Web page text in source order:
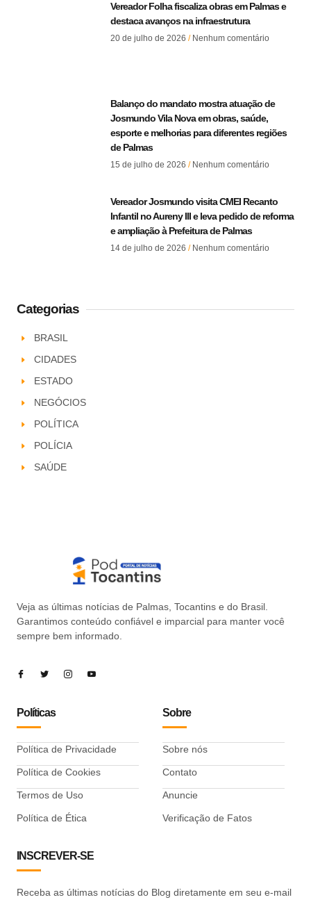
Vereador Folha fiscaliza obras em Palmas e
destaca avanços na infraestrutura
20 de julho de 2026 Nenhum comentário
Balanço do mandato mostra atuação de
Josmundo Vila Nova em obras, saúde,
esporte e melhorias para diferentes regiões
de Palmas
15 de julho de 2026 Nenhum comentário
Vereador Josmundo visita CMEI Recanto
Infantil no Aureny III e leva pedido de reforma
e ampliação à Prefeitura de Palmas
14 de julho de 2026 Nenhum comentário
Categorias
BRASIL
CIDADES
ESTADO
NEGÓCIOS
POLÍTICA
POLÍCIA
SAÚDE
Veja as últimas notícias de Palmas, Tocantins e do Brasil.
Garantimos conteúdo confiável e imparcial para manter você
sempre bem informado.
Políticas
Política de Privacidade
Política de Cookies
Termos de Uso
Política de Ética
Sobre
Sobre nós
Contato
Anuncie
Verificação de Fatos
INSCREVER-SE
Receba as últimas notícias do Blog diretamente em seu e-mail